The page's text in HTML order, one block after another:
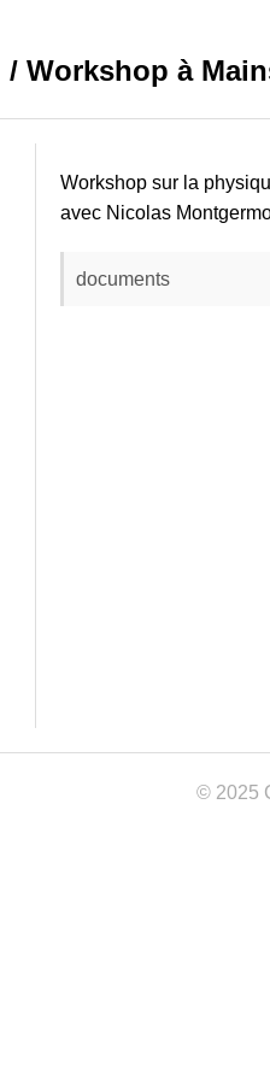
/ Workshop à
Workshop sur la
avec Nicolas
documents
© 2025